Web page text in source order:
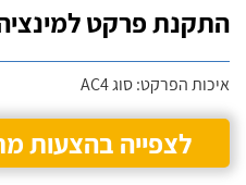
התקנת פרקט
איכות הפרקט: סוג AC4
לצפייה בהצעות